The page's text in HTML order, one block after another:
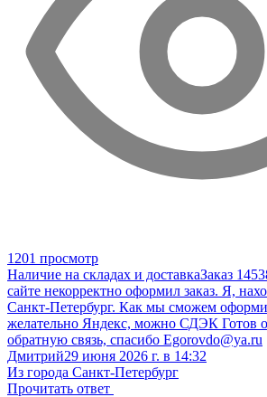
1201 просмотр
Наличие на складах и доставкаЗаказ
сайте некорректно оформил заказ. Я,
Санкт-Петербург. Как мы сможем
желательно Яндекс, можно СДЭК Готов
обратную связь, спасибо Egorovdo@ya.ru
Дмитрий29 июня 2026 г. в 14:32
Из города Санкт-Петербург
Прочитать ответ